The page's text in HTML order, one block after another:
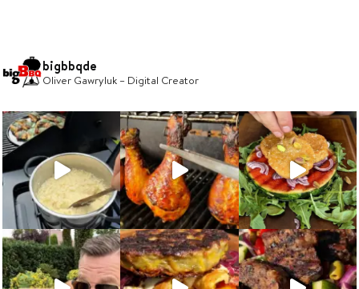
bigbbqde
Oliver Gawryluk – Digital Creator